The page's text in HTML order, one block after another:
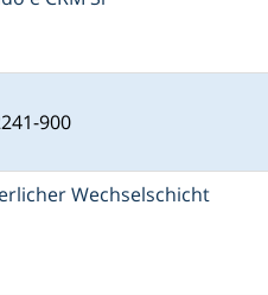
900
Wechselschicht